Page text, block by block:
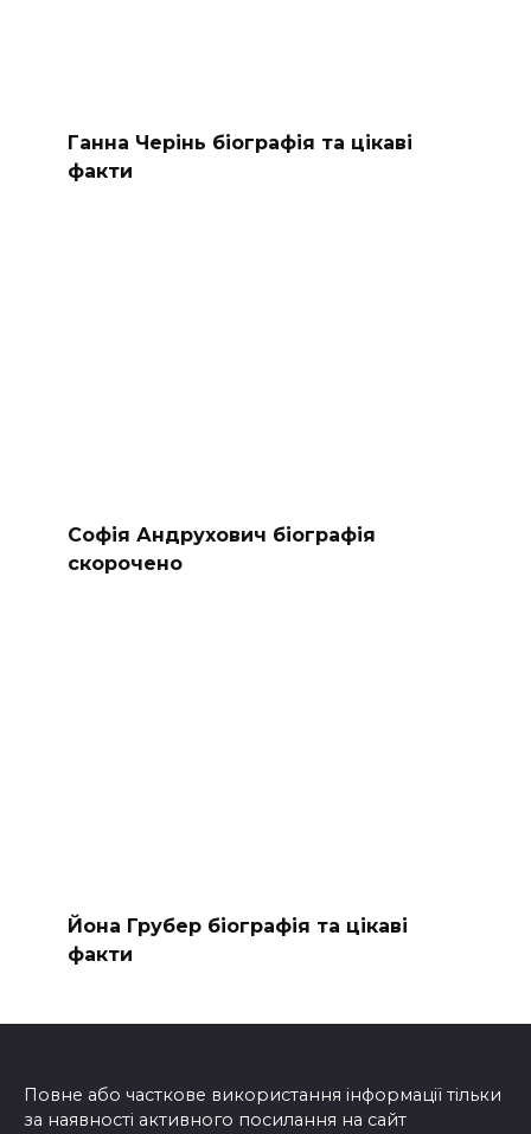
Ганна Черінь біографія та цікаві
факти
Софія Андрухович біографія
скорочено
Йона Грубер біографія та цікаві
факти
Повне або часткове використання інформації тільки
за наявності активного посилання на сайт